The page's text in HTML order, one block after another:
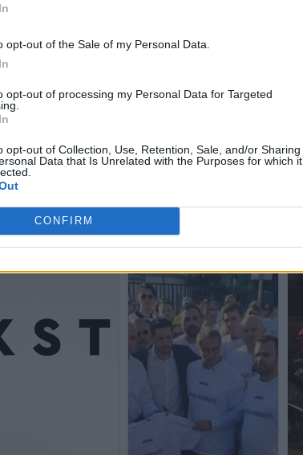
opt-out of the Sale of my Personal Data.
opt-out of processing my Personal Data for Targeted
opt-out of Collection, Use, Retention, Sale, and/or Sharing
Data that Is Unrelated with the Purposes for which it
CONFIRM